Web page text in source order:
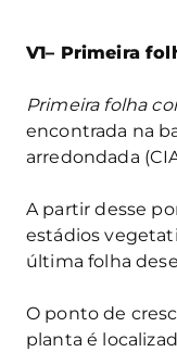
V1– Primeira
Primeira folha
encontrada na
arredondada
A partir desse
estádios
última folha
O ponto de
planta é